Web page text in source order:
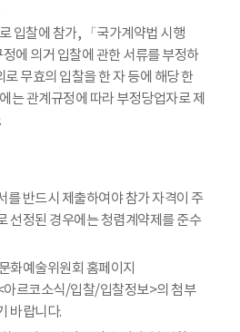
입찰에 참가, 「국가계약법 시행
에 의거 입찰에 관한 서류를 부정하
로 무효의 입찰을 한 자 등에 해당 한
는 관계규정에 따라 부정당업자로 제
를 반드시 제출하여야 참가 자격이 주
선정된 경우에는 청렴계약제를 준수
화예술위원회 홈페이지
르코소식/입찰/입찰정보>의 첨부
바랍니다.